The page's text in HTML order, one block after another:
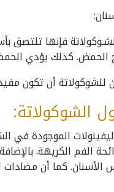
فإنها تلتصق
الحمض. كذلك يؤدي
أن تكون
الشوكولاتة:
الموجودة في
الفم الكريهة.
كما أن مضادات